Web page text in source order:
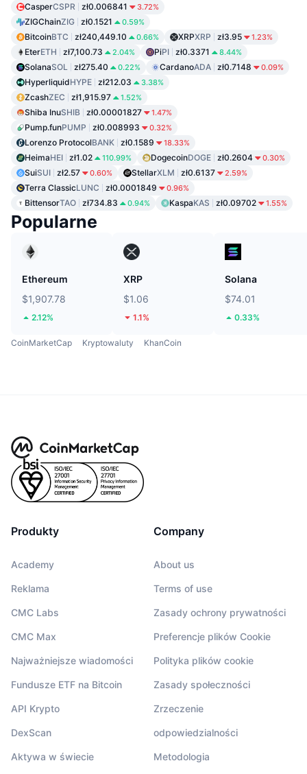
CasperCSPR zł0.006841 3.72%
ZIGChainZIG zł0.1521 0.59%
BitcoinBTC zł240,449.10 0.66% XRPXRP zł3.95 1.23%
EterETH zł7,100.73 2.04% PiPI zł0.3371 8.44%
SolanaSOL zł275.40 0.22% CardanoADA zł0.7148 0.09%
HyperliquidHYPE zł212.03 3.38%
ZcashZEC zł1,915.97 1.52%
Shiba InuSHIB zł0.00001827 1.47%
Pump.funPUMP zł0.008993 0.32%
Lorenzo ProtocolBANK zł0.1589 18.33%
HeimaHEI zł1.02 110.99% DogecoinDOGE zł0.2604 0.30%
SuiSUI zł2.57 0.60% StellarXLM zł0.6137 2.59%
Terra ClassicLUNC zł0.0001849 0.96%
BittensorTAO zł734.83 0.94% KaspaKAS zł0.09702 1.55%
Popularne
Ethereum
$1,907.78
2.12%
XRP
$1.06
1.1%
Solana
$74.01
0.33%
CoinMarketCap Kryptowaluty KhanCoin
Produkty
Academy
Reklama
CMC Labs
CMC Max
Najważniejsze wiadomości
Fundusze ETF na Bitcoin
API Krypto
DexScan
Aktywa w świecie
Company
About us
Terms of use
Zasady ochrony prywatności
Preferencje plików Cookie
Polityka plików cookie
Zasady społeczności
Zrzeczenie
odpowiedzialności
Metodologia